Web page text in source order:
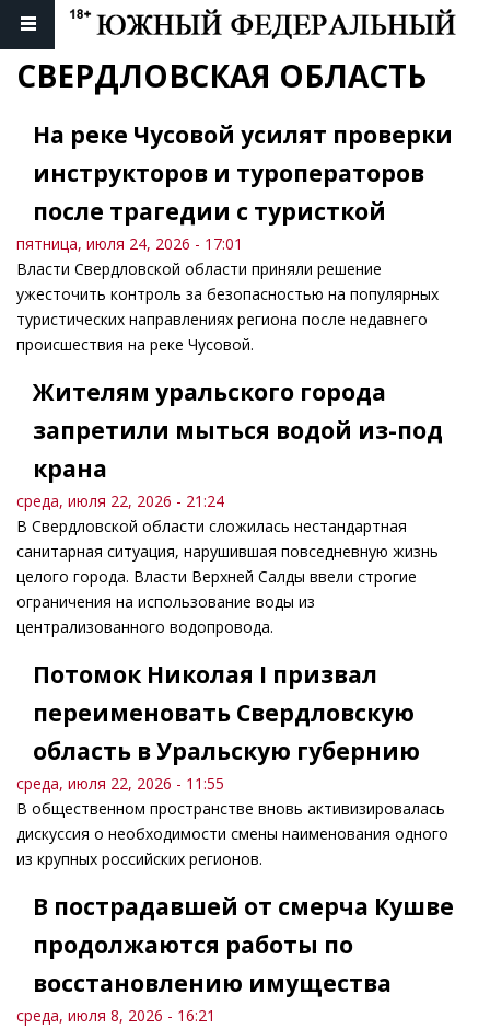
СВЕРДЛОВСКАЯ ОБЛАСТЬ
На реке Чусовой усилят проверки
инструкторов и туроператоров
после трагедии с туристкой
пятница, июля 24, 2026 - 17:01
Власти Свердловской области приняли решение
ужесточить контроль за безопасностью на популярных
туристических направлениях региона после недавнего
происшествия на реке Чусовой.
Жителям уральского города
запретили мыться водой из-под
крана
среда, июля 22, 2026 - 21:24
В Свердловской области сложилась нестандартная
санитарная ситуация, нарушившая повседневную жизнь
целого города. Власти Верхней Салды ввели строгие
ограничения на использование воды из
централизованного водопровода.
Потомок Николая I призвал
переименовать Свердловскую
область в Уральскую губернию
среда, июля 22, 2026 - 11:55
В общественном пространстве вновь активизировалась
дискуссия о необходимости смены наименования одного
из крупных российских регионов.
В пострадавшей от смерча Кушве
продолжаются работы по
восстановлению имущества
среда, июля 8, 2026 - 16:21